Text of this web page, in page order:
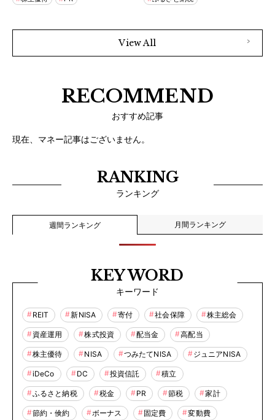
View All
RECOMMEND
おすすめ記事
現在、マネー記事はございません。
RANKING
ランキング
週間ランキング 月間ランキング
KEY WORD
キーワード
REIT 新NISA 寄付 社会保障 株主総会
資産運用 株式投資 配当金 高配当
株主優待 NISA つみたてNISA ジュニアNISA
iDeCo DC 投資信託 積立
ふるさと納税 税金 PR 節税 家計
節約・倹約 ボーナス 固定費 変動費